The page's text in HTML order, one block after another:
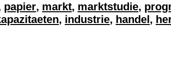
papier, markt, marktstudie,
, industrie, handel ,